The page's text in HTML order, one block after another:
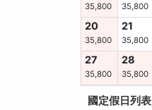
35,800 35,800
20
35,800
21
35,800
27
35,800
28
35,800
國定假日列表